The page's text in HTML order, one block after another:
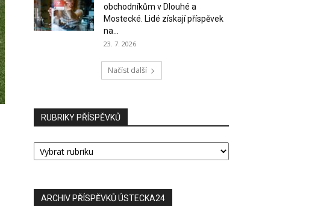
obchodníkům v Dlouhé a
Mostecké. Lidé získají příspěvek
na...
23. 7. 2026
Načíst další
RUBRIKY PŘÍSPĚVKŮ
RUBRIKY
PŘÍSPĚVKŮ
ARCHIV PŘÍSPĚVKŮ ÚSTECKA24